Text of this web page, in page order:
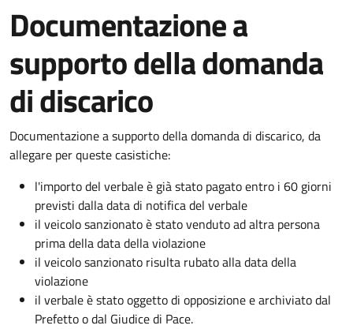
Documentazione a
supporto della domanda
di discarico
Documentazione a supporto della domanda di discarico, da
allegare per queste casistiche:
l'importo del verbale è già stato pagato entro i 60 giorni
previsti dalla data di notifica del verbale
il veicolo sanzionato è stato venduto ad altra persona
prima della data della violazione
il veicolo sanzionato risulta rubato alla data della
violazione
il verbale è stato oggetto di opposizione e archiviato dal
Prefetto o dal Giudice di Pace.